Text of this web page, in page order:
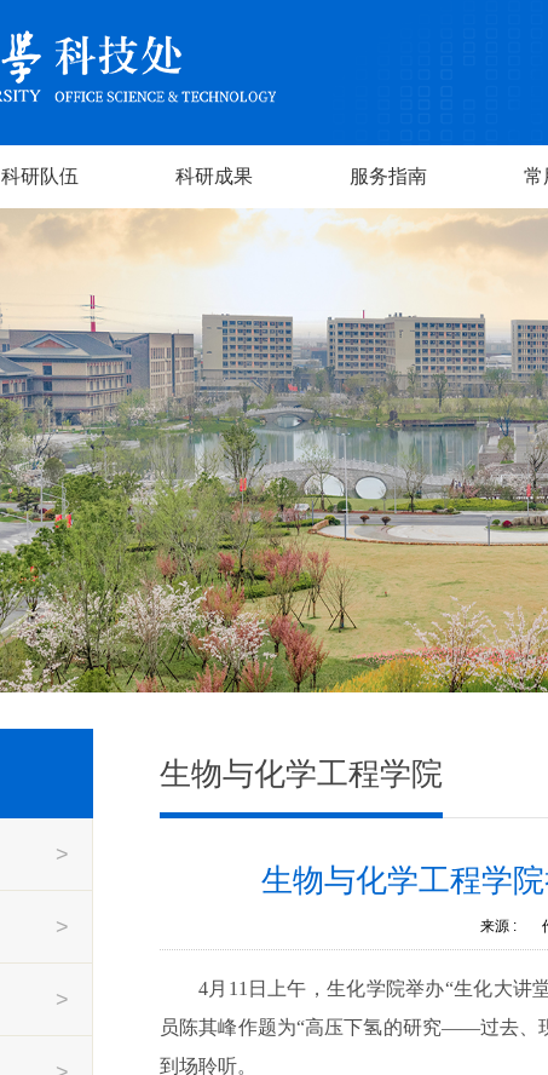
科研队伍 科研成果 服务指南 常
>
>
>
生物与化学工程学院
生物与化学工程学
来源 :
4月11日上午，生化学院举办“生化大讲
员陈其峰作题为“高压下氢的研究——过去、
到场聆听。